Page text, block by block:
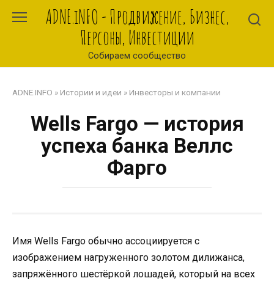
ADNE.iNFO - Продвижение, Бизнес,
Персоны, Инвестиции
Собираем сообщество
ADNE.INFO » Истории и идеи » Инвесторы и компании
Wells Fargo — история
успеха банка Веллс
Фарго
Имя Wells Fargo обычно ассоциируется с
изображением нагруженного золотом дилижанса,
запряжённого шестёркой лошадей, который на всех